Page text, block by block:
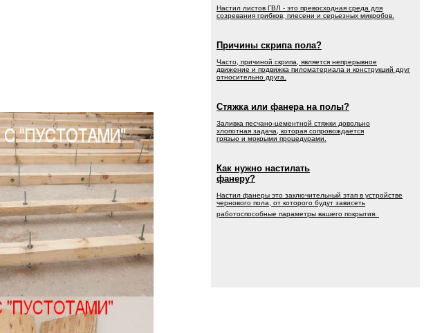
Настил листов ГВЛ - это превосходная среда для
созревания грибков, плесени и серьезных микробов.
Причины скрипа пола?
Часто, причиной скрипа, является непрерывное
движение и подвижка пиломатериала и конструкций друг
относительно друга.
Стяжка или фанера на полы?
Заливка песчано-цементной стяжки довольно
хлопотная задача, которая сопровождается
грязью и мокрыми процедурами.
Как нужно настилать
фанеру?
Настил фанеры это заключительный этап в устройстве
чернового пола, от которого будут зависеть
работоспособные параметры вашего покрытия.